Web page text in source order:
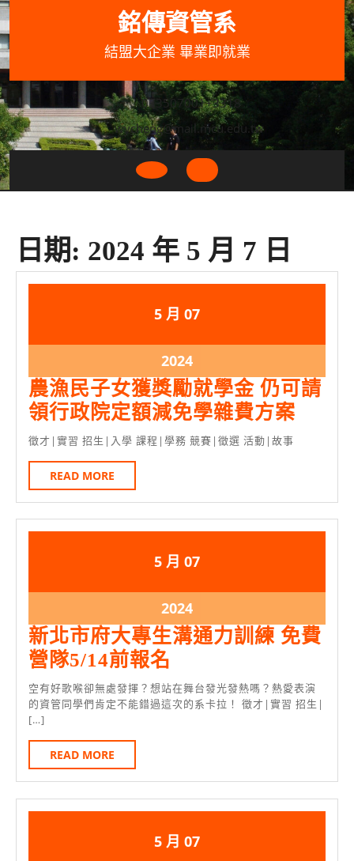
Skip
to
content
銘傳資管系
結盟大企業 畢業即就業
033507001+3318
wycheng@mail.mcu.edu.tw
Open
日期: 2024 年 5 月 7 日
5 月 2024
5
月
7
日
072024
月
7
日
20242024
年
5
月
7
農漁民子女獲獎勵就學金 仍可請
領行政院定額減免學雜費方案
女
獲
學
金
可
院
徵才|實習 招生|入學 課程|學務 競賽|徵選 活動|故事
READ MORE
MORE
5 月 2024
5
月
7
072024
月
7
20242024
年
5
7
日
新北市府大專生溝通力訓練 免費
營隊5/14前報名
北
市
專
生
通
空有好歌喉卻無處發揮？想站在舞台發光發熱嗎？熱愛表演
的資管同學們肯定不能錯過這次的系卡拉！ 徵才|實習 招生|
[…]
READ MORE
MORE
5 月 2024
072024